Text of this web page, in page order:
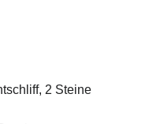
2 Steine